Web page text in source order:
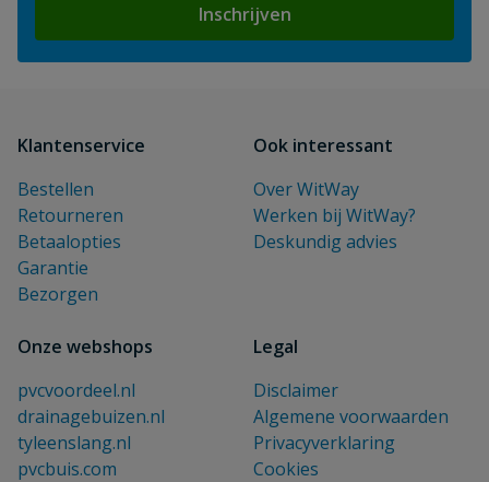
Inschrijven
Klantenservice
Bestellen
Retourneren
Betaalopties
Garantie
Bezorgen
Ook interessant
Over WitWay
Werken bij WitWay?
Deskundig advies
Onze webshops
pvcvoordeel.nl
drainagebuizen.nl
tyleenslang.nl
pvcbuis.com
Legal
Disclaimer
Algemene voorwaarden
Privacyverklaring
Cookies